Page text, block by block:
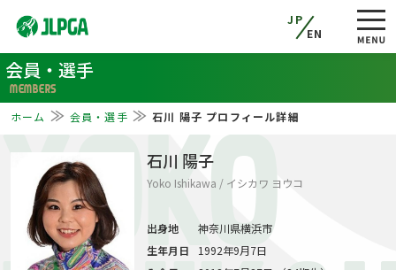
JP
EN
会員・選手
MEMBERS
ホーム 会員・選手 石川 陽子 プロフィール詳細
YOKO
石川 陽子
Yoko Ishikawa / イシカワ ヨウコ
出身地
神奈川県横浜市
生年月日
1992年9月7日